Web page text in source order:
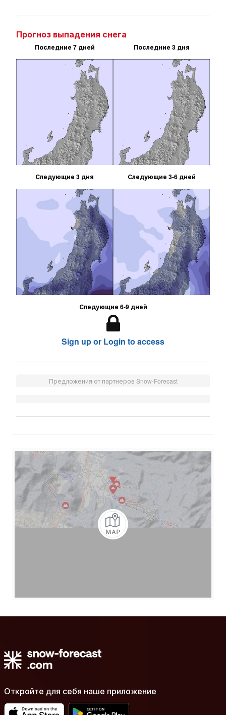
Прогноз выпадения снега
Последние 7 дней Последние 3 дня
Следующие 3 дня Следующие 3-6 дней
Следующие 6-9 дней
Sign up or Login to access
Предложения от партнеров Snow-Forecast
Откройте для себя наше приложение